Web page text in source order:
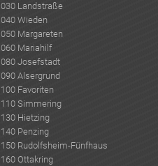
Landstraße
Wieden
Margareten
Mariahilf
Josefstadt
Alsergrund
Favoriten
Simmering
Hietzing
Penzing
Rudolfsheim-Fünfhaus
Ottakring